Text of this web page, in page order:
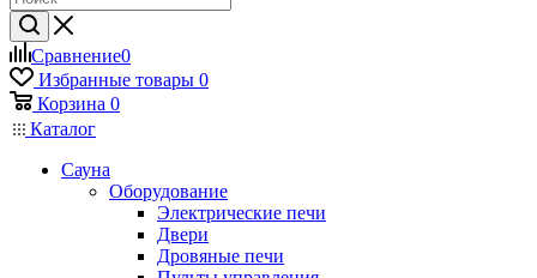
Сравнение0
Избранные товары 0
Корзина 0
Каталог
Сауна
Оборудование
Электрические печи
Двери
Дровяные печи